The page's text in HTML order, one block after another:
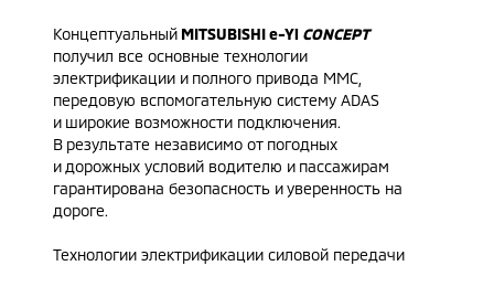
Концептуальный MITSUBISHI e-Yi CONCEPT
получил все основные технологии
электрификации и полного привода MMC,
передовую вспомогательную систему ADAS
и широкие возможности подключения.
В результате независимо от погодных
и дорожных условий водителю и пассажирам
гарантирована безопасность и уверенность на
дороге.
Технологии электрификации силовой передачи